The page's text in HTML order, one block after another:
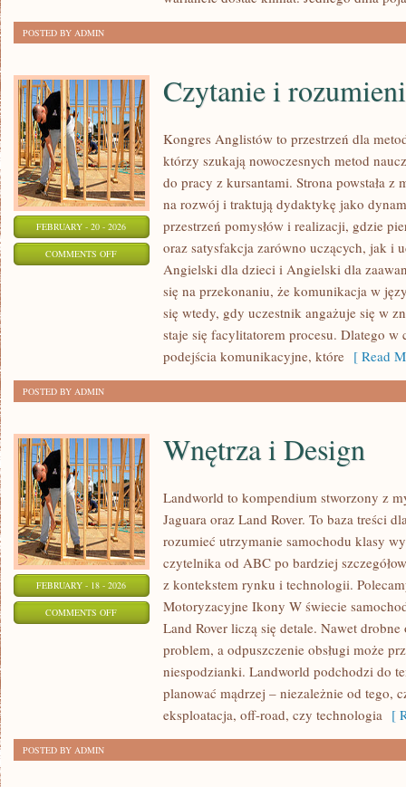
POSTED BY ADMIN
FEBRUARY - 20 - 2026
COMMENTS OFFON
ROZUMIENIE
Czytanie i
Kongres Anglistów to przestrzeń dla
którzy szukają nowoczesnych metod
do pracy z kursantami. Strona powstała z
na rozwój i traktują dydaktykę jako
przestrzeń pomysłów i realizacji, gdzie
oraz satysfakcja zarówno uczących, jak i
Angielski dla dzieci i Angielski dla
się na przekonaniu, że komunikacja w
się wtedy, gdy uczestnik angażuje się w
staje się facylitatorem procesu. Dlatego
podejścia komunikacyjne, które [ Read
POSTED BY ADMIN
FEBRUARY - 18 - 2026
COMMENTS OFFON
Wnętrza i Design
Landworld to kompendium stworzony z
Jaguara oraz Land Rover. To baza treści
rozumieć utrzymanie samochodu klasy
czytelnika od ABC po bardziej
z kontekstem rynku i technologii.
Motoryzacyjne Ikony W świecie
Land Rover liczą się detale. Nawet
problem, a odpuszczenie obsługi może
niespodzianki. Landworld podchodzi do
planować mądrzej – niezależnie od tego,
eksploatacja, off-road, czy technologia [
POSTED BY ADMIN